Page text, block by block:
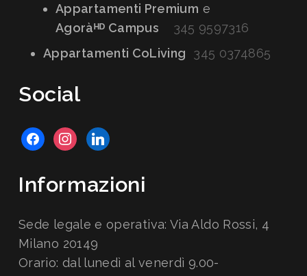
Appartamenti Premium e
Agoràᴴᴰ Campus
345 9597316
Appartamenti CoLiving
345 0374865
Social
facebookinstagram
linkedin
Informazioni
Sede legale e operativa: Via Aldo Rossi, 4
Milano 20149
Orario: dal lunedì al venerdì 9.00-